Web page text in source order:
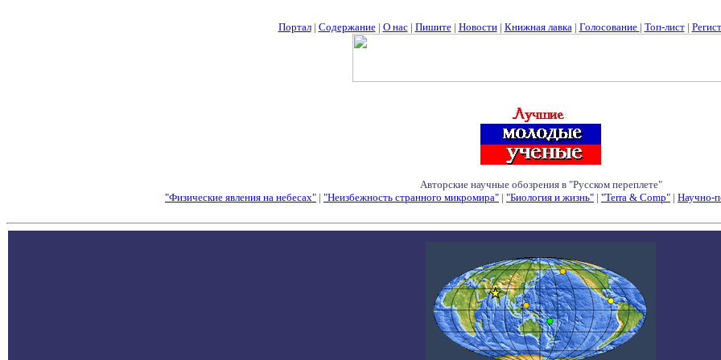
Портал| Содержание| О нас| Пишите| Новости| Книжная лавка| Голосование | Топ-лист|
Авторские научные обозрения в "Русском переплете"
"Физические явления на небесах" | "Неизбежность странного микромира" | "Биология и жизнь" | "Terra & Comp" | Научно-